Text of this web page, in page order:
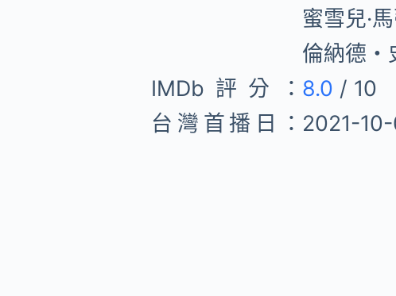
蜜雪兒·
倫納德・
IMDb評分： 8.0 / 10
台灣首播日： 2021-